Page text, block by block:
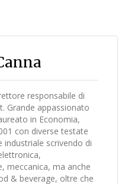
responsabile di
Grande appassionato
in Economia,
con diverse testate
industriale scrivendo di
meccanica, ma anche
& beverage, oltre che